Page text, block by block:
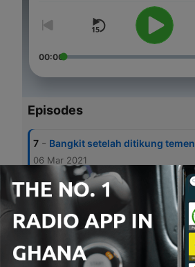
00:00
Episodes
7 - Bangkit setelah ditikung temen
06 Mar 2021
6 - Gebetan palingg 🐍🐍🐍
5 - Pak bagus
23 Feb 2021